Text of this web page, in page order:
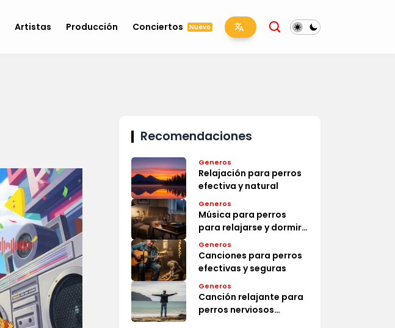
Artistas Producción Conciertos Nuevo
Recomendaciones
Generos
Relajación para perros
efectiva y natural
Generos
Música para perros
para relajarse y dormir
efectiva
Generos
Canciones para perros
efectivas y seguras
Generos
Canción relajante para
perros nerviosos